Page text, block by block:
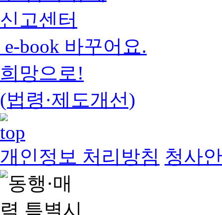
신고센터
e-book 바꾸어요.
희망으로!
(법령·제도개선)
개인정보 처리방침 청사